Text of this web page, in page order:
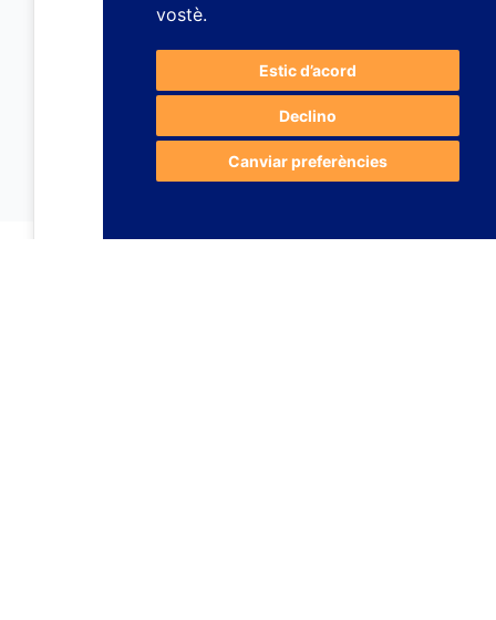
vostè.
Estic d’acord
Declino
Canviar preferències